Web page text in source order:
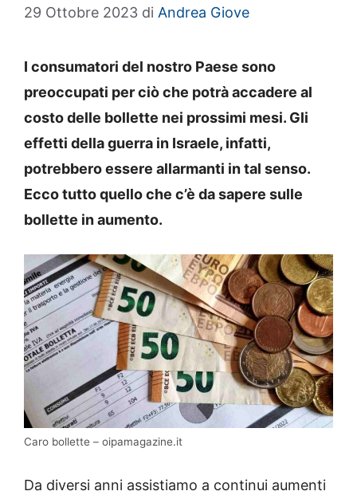
29 Ottobre 2023 di Andrea Giove
I consumatori del nostro Paese sono
preoccupati per ciò che potrà accadere al
costo delle bollette nei prossimi mesi. Gli
effetti della guerra in Israele, infatti,
potrebbero essere allarmanti in tal senso.
Ecco tutto quello che c’è da sapere sulle
bollette in aumento.
Caro bollette – oipamagazine.it
Da diversi anni assistiamo a continui aumenti